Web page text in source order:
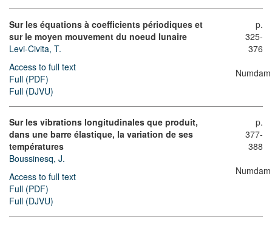
Sur les équations à coefficients périodiques et
sur le moyen mouvement du noeud lunaire
Levi-Civita, T.
Access to full text
Full (PDF)
Full (DJVU)
p.
325-
376
Numdam
Sur les vibrations longitudinales que produit,
dans une barre élastique, la variation de ses
températures
Boussinesq, J.
Access to full text
Full (PDF)
Full (DJVU)
p.
377-
388
Numdam